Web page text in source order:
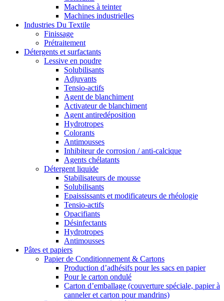
Machines à teinter
Machines industrielles
Industries Du Textile
Finissage
Prétraitement
Détergents et surfactants
Lessive en poudre
Solubilisants
Adjuvants
Tensio-actifs
Agent de blanchiment
Activateur de blanchiment
Agent antiredéposition
Hydrotropes
Colorants
Antimousses
Inhibiteur de corrosion / anti-calcique
Agents chélatants
Détergent liquide
Stabilisateurs de mousse
Solubilisants
Epaississants et modificateurs de rhéologie
Tensio-actifs
Opacifiants
Désinfectants
Hydrotropes
Antimousses
Pâtes et papiers
Papier de Conditionnement & Cartons
Production d’adhésifs pour les sacs en papier
Pour le carton ondulé
Carton d’emballage (couverture spéciale, papier à
canneler et carton pour mandrins)